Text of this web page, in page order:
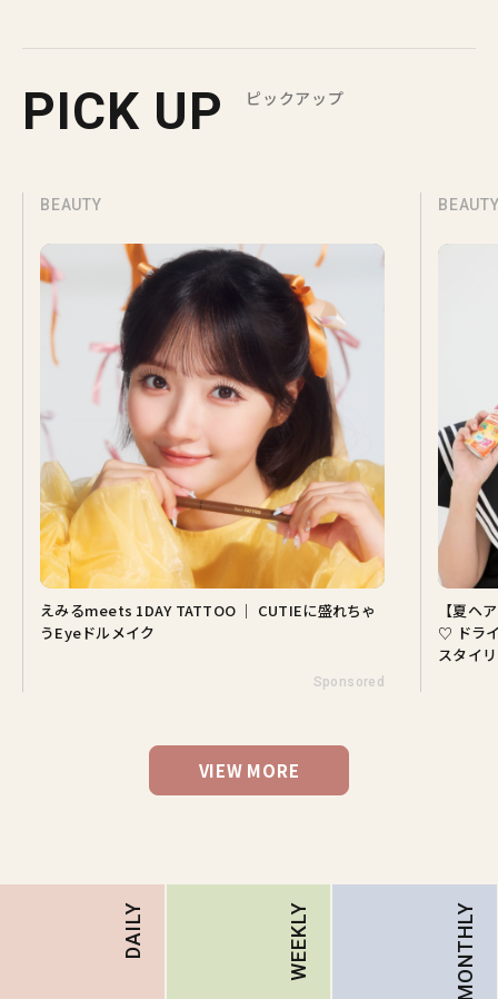
PICK UP ピックアップ
BEAUTY
えみるmeets 1DAY TATTOO ｜ CUTIEに盛れちゃ
うEyeドルメイク
Sponsored
【夏ヘ
♡ ドラ
スタイ
VIEW MORE
DAILY WEEKLY MONTHLY